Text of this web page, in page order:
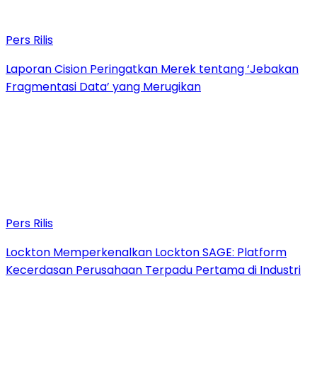
Pers Rilis
Laporan Cision Peringatkan Merek tentang ‘Jebakan
Fragmentasi Data’ yang Merugikan
Pers Rilis
Lockton Memperkenalkan Lockton SAGE: Platform
Kecerdasan Perusahaan Terpadu Pertama di Industri